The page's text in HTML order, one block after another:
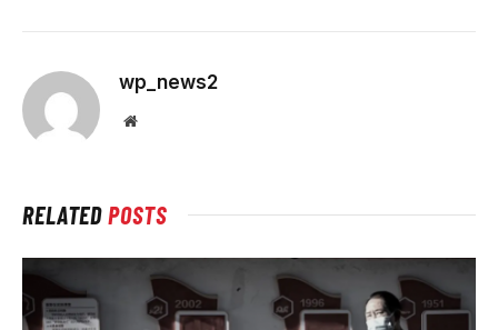
wp_news2
Website
RELATEDPOSTS